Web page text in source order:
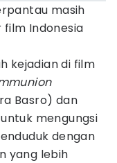
masih
Indonesia
kejadian di film
Basro) dan
mengungsi
dengan
yang lebih